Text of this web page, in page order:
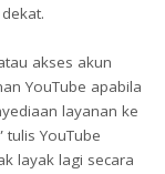
akses akun
YouTube apabila
layanan ke
YouTube
layak lagi secara